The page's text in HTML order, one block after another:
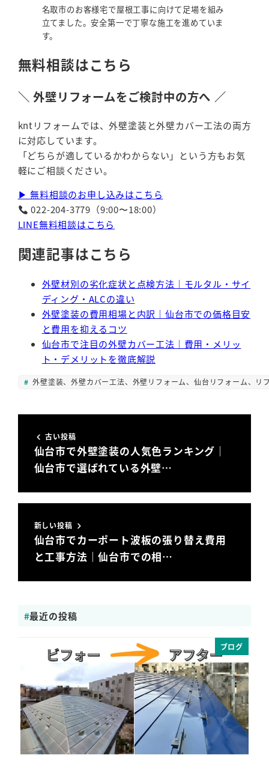
名取市のお客様宅で屋根工事に向けて足場を組み
立てました。安全第一で丁寧な施工を進めていま
す。
無料相談はこちら
＼ 外壁リフォームをご検討中の方へ ／
kntリフォームでは、外壁塗装と外壁カバー工法の両方
に対応しています。
「どちらが適しているかわからない」という方もお気
軽にご相談ください。
▶ 無料相談のお申し込みはこちら
022-204-3779（9:00〜18:00）
LINE無料相談はこちら
関連記事はこちら
外壁材別の劣化症状と点検方法｜モルタル・サイ
ディング・ALCの違い
外壁塗装の費用相場と内訳｜仙台市での価格目安
と費用を抑えるコツ
仙台市で注目の外壁カバー工法｜費用・メリッ
ト・デメリットを徹底解説
外壁塗装、外壁カバー工法、外壁リフォーム、仙台リフォーム、リ
古い投稿
仙台市で外壁塗装の人気色ランキング｜
仙台市で選ばれている外壁…
新しい投稿
仙台市でカーポート波板の張り替え費用
と工事方法｜仙台市での相…
最近の投稿
ブログ